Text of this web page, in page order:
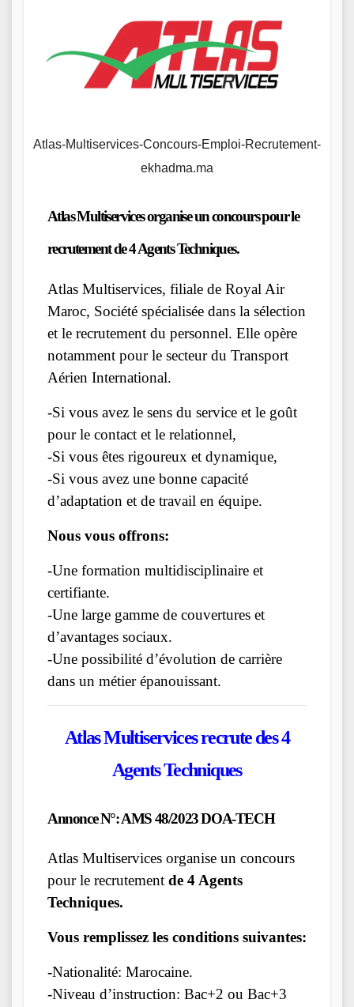
Atlas-Multiservices-Concours-Emploi-Recrutement-
ekhadma.ma
Atlas Multiservices organise un concours pour le
recrutementde 4 Agents Techniques.
Atlas Multiservices, filiale de Royal Air
Maroc, Société spécialisée dans la sélection
et le recrutement du personnel. Elle opère
notamment pour le secteur du Transport
Aérien International.
-Si vous avez le sens du service et le goût
pour le contact et le relationnel,
-Si vous êtes rigoureux et dynamique,
-Si vous avez une bonne capacité
d’adaptation et de travail en équipe.
Nous vous offrons:
-Une formation multidisciplinaire et
certifiante.
-Une large gamme de couvertures et
d’avantages sociaux.
-Une possibilité d’évolution de carrière
dans un métier épanouissant.
Atlas Multiservices recrute des 4
Agents Techniques
Annonce N°: AMS 48/2023 DOA-TECH
Atlas Multiservices organise un concours
pour le recrutement de 4 Agents
Techniques.
Vous remplissez les conditions suivantes:
-Nationalité: Marocaine.
-Niveau d’instruction: Bac+2 ou Bac+3